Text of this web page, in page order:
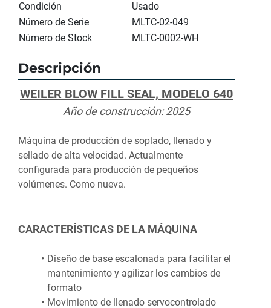
Condición
Usado
Número de Serie
MLTC-02-049
Número de Stock
MLTC-0002-WH
Descripción
WEILER BLOW FILL SEAL, MODELO 640
Año de construcción: 2025
Máquina de producción de soplado, llenado y
sellado de alta velocidad. Actualmente
configurada para producción de pequeños
volúmenes. Como nueva.
CARACTERÍSTICAS DE LA MÁQUINA
Diseño de base escalonada para facilitar el
mantenimiento y agilizar los cambios de
formato
Movimiento de llenado servocontrolado